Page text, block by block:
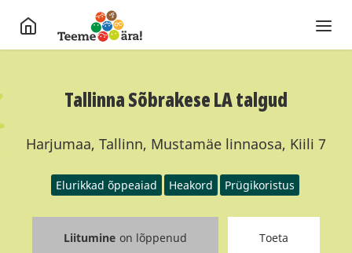
Tallinna Sõbrakese LA talgud
Harjumaa, Tallinn, Mustamäe linnaosa, Kiili 7
Elurikkad õppeaiad Heakord Prügikoristus
Liitumine on lõppenud Toeta